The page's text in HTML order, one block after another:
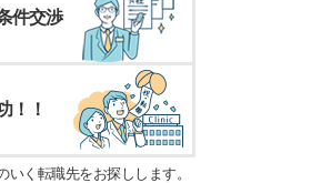
件交渉
！！
いく転職先をお探しします。